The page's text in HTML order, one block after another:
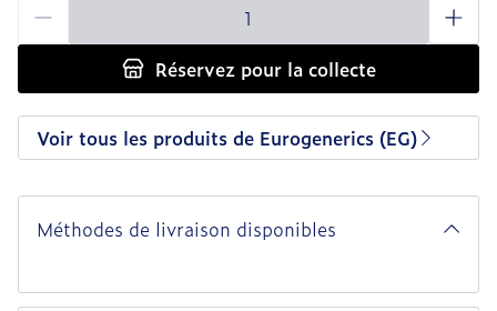
Réservezpour la collecte
Voir tous les produits de Eurogenerics (EG)
Méthodes de livraison disponibles